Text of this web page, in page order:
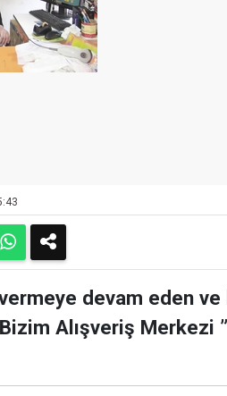
devam eden
Alışveriş Merkezi